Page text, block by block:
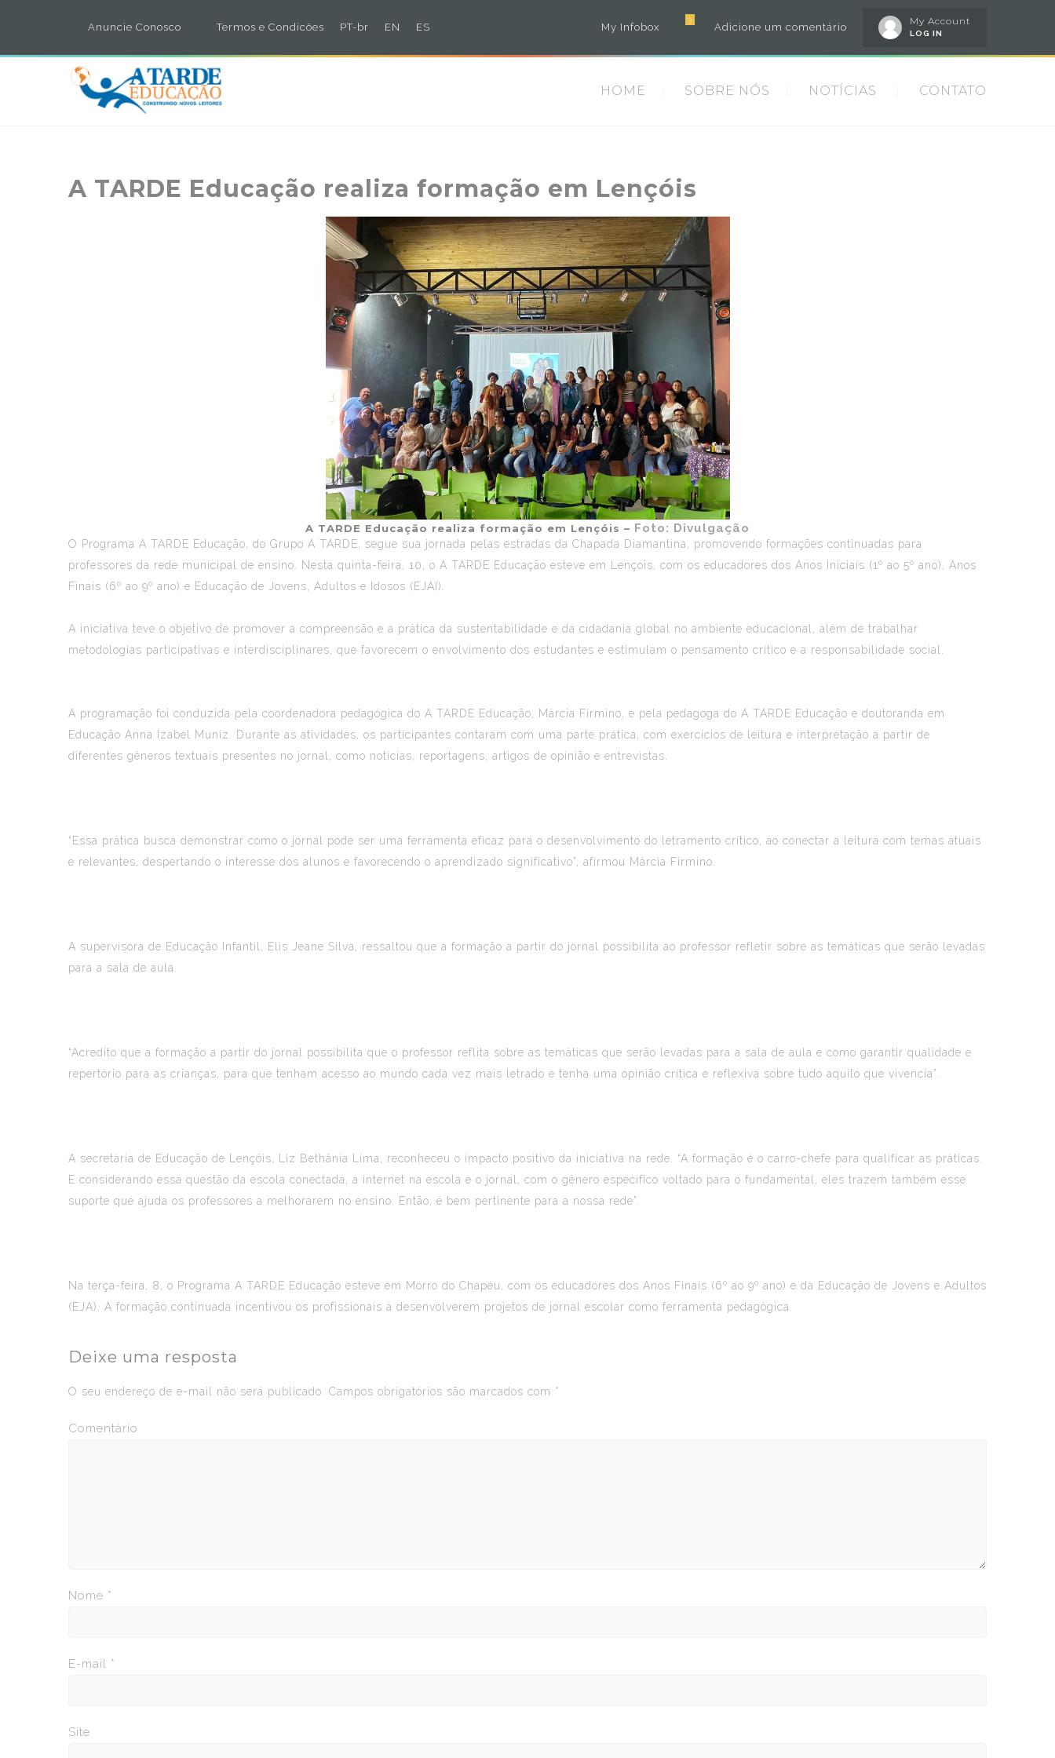
Anuncie Conosco Termos e Condicões PT-br EN ES
My Account
LOG IN
Adicione um comentário
3
My Infobox
HOME SOBRE NÓS NOTÍCIAS CONTATO
A TARDE Educação realiza formação em Lençóis
A TARDE Educação realiza formação em Lençóis – Foto: Divulgação
O Programa A TARDE Educação , do Grupo A TARDE, segue sua jornada pelas estradas da Chapada Diamantina, promovendo formações continuadas para
professores da rede municipal de ensino. Nesta quinta-feira, 10, o A TARDE Educação esteve em Lençóis, com os educadores dos Anos Iniciais (1º ao 5º ano), Anos
Finais (6º ao 9º ano) e Educação de Jovens, Adultos e Idosos (EJAI).
A iniciativa teve o objetivo de promover a compreensão e a prática da sustentabilidade e da cidadania global no ambiente educacional, além de trabalhar
metodologias participativas e interdisciplinares, que favorecem o envolvimento dos estudantes e estimulam o pensamento crítico e a responsabilidade social.
A programação foi conduzida pela coordenadora pedagógica do A TARDE Educação , Márcia Firmino, e pela pedagoga do A TARDE Educação e doutoranda em
Educação Anna Izabel Muniz. Durante as atividades, os participantes contaram com uma parte prática, com exercícios de leitura e interpretação a partir de
diferentes gêneros textuais presentes no jornal, como notícias, reportagens, artigos de opinião e entrevistas.
“Essa prática busca demonstrar como o jornal pode ser uma ferramenta eficaz para o desenvolvimento do letramento crítico, ao conectar a leitura com temas atuais
e relevantes, despertando o interesse dos alunos e favorecendo o aprendizado significativo”, afirmou Márcia Firmino.
A supervisora de Educação Infantil, Elis Jeane Silva, ressaltou que a formação a partir do jornal possibilita ao professor refletir sobre as temáticas que serão levadas
para a sala de aula.
“Acredito que a formação a partir do jornal possibilita que o professor reflita sobre as temáticas que serão levadas para a sala de aula e como garantir qualidade e
repertório para as crianças, para que tenham acesso ao mundo cada vez mais letrado e tenha uma opinião crítica e reflexiva sobre tudo aquilo que vivencia”.
A secretária de Educação de Lençóis, Liz Bethânia Lima, reconheceu o impacto positivo da iniciativa na rede. “A formação é o carro-chefe para qualificar as práticas.
E considerando essa questão da escola conectada, a internet na escola e o jornal, com o gênero específico voltado para o fundamental, eles trazem também esse
suporte que ajuda os professores a melhorarem no ensino. Então, é bem pertinente para a nossa rede”.
Na terça-feira, 8, o Programa A TARDE Educação esteve em Morro do Chapéu
, com os educadores dos Anos Finais (6º ao 9º ano) e da Educação de Jovens e Adultos
(EJA). A formação continuada incentivou os profissionais a desenvolverem projetos de jornal escolar como ferramenta pedagógica.
Deixe uma resposta
O seu endereço de e-mail não será publicado. Campos obrigatórios são marcados com *
Comentário
Nome *
E-mail *
Site